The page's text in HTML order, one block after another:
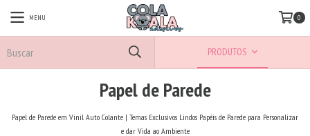
MENU 0
PRODUTOS
Papel de Parede
Papel de Parede em Vinil Auto Colante | Temas Exclusivos Lindos Papéis de Parede para Personalizar
e dar Vida ao Ambiente